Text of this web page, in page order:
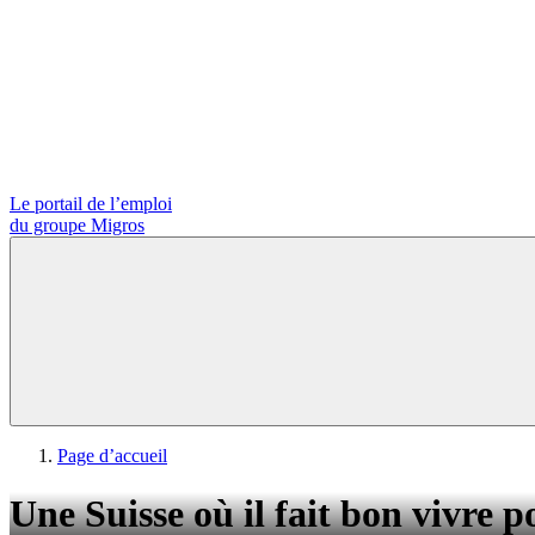
Le portail de l’emploi
du groupe Migros
Page d’accueil
Une Suisse où il fait bon vivre